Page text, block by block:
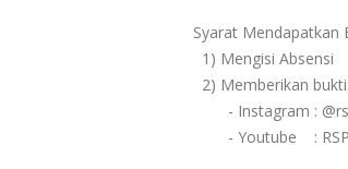
Syarat Mendapatkan
1) Mengisi Absensi
2) Memberikan
- Instagram :
- Youtube :